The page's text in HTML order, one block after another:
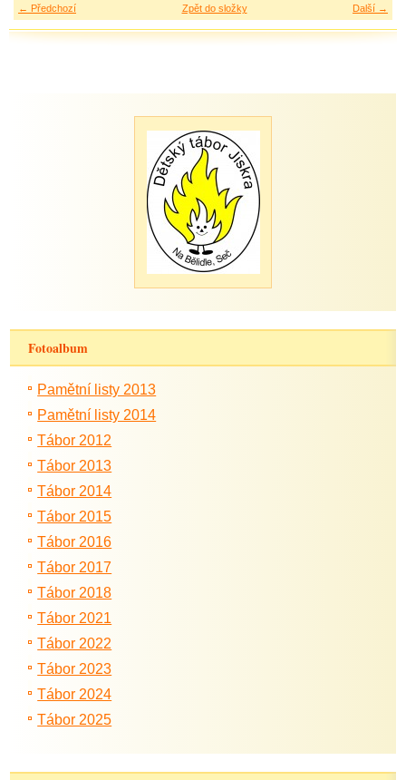
← Předchozí Další →
Zpět do složky
Fotoalbum
Pamětní listy 2013
Pamětní listy 2014
Tábor 2012
Tábor 2013
Tábor 2014
Tábor 2015
Tábor 2016
Tábor 2017
Tábor 2018
Tábor 2021
Tábor 2022
Tábor 2023
Tábor 2024
Tábor 2025